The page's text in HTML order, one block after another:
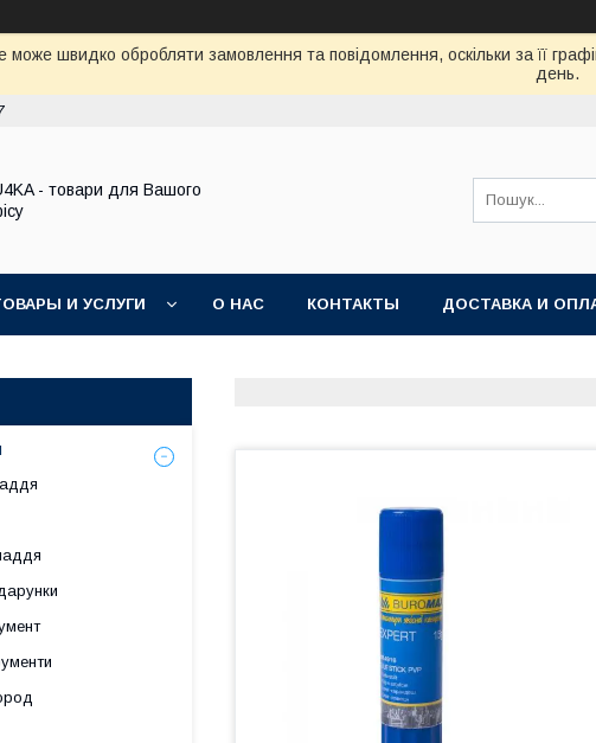
може швидко обробляти замовлення та повідомлення, оскільки за її
день.
- товари для Вашого
И УСЛУГИ О НАС КОНТАКТЫ ДОСТАВКА И